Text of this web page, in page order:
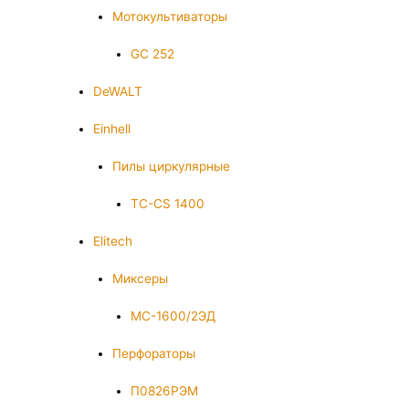
Мотокультиваторы
GC 252
DeWALT
Einhell
Пилы циркулярные
TC-CS 1400
Elitech
Миксеры
МС-1600/2ЭД
Перфораторы
П0826РЭМ